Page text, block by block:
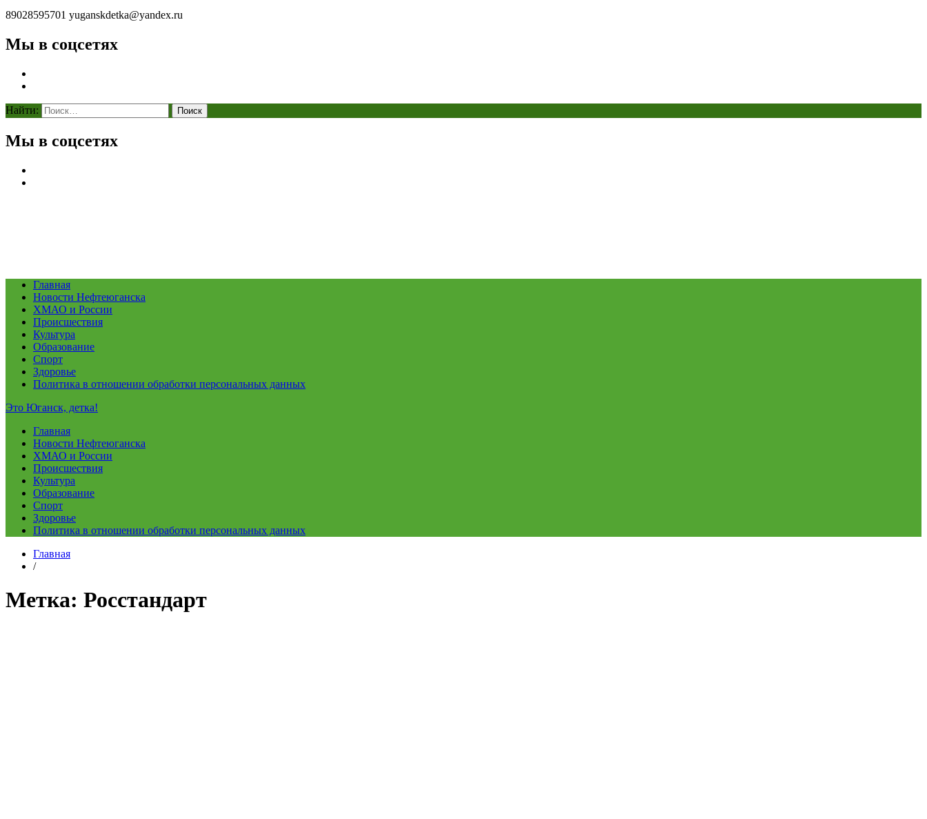
89028595701 yuganskdetka@yandex.ru
Мы в соцсетях
Найти:
Мы в соцсетях
Главная
Новости Нефтеюганска
ХМАО и России
Происшествия
Культура
Образование
Спорт
Здоровье
Политика в отношении обработки персональных данных
Это Юганск, детка!
Главная
Новости Нефтеюганска
ХМАО и России
Происшествия
Культура
Образование
Спорт
Здоровье
Политика в отношении обработки персональных данных
Главная
/
Метка: Росстандарт